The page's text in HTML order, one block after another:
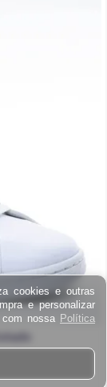
cookies e outras
e personalizar
com nossa Política